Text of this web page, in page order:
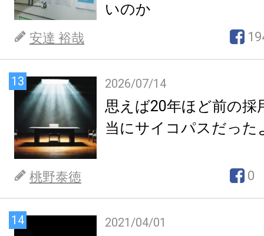
いのか
安達 裕哉
13 2026/07/14
思えば20年ほど前の採
当にサイコパスだった
桃野泰徳 0
14 2021/04/01